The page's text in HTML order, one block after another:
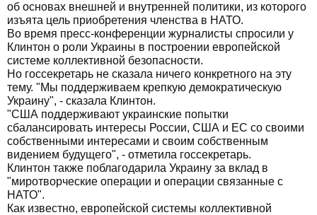
об основах внешней и внутренней политики, из которого
изъята цель приобретения членства в НАТО.
Во время пресс-конференции журналисты спросили у
Клинтон о роли Украины в построении европейской
системе коллективной безопасности.
Но госсекретарь не сказала ничего конкретного на эту
тему. "Мы поддерживаем крепкую демократическую
Украину", - сказала Клинтон.
"США поддерживают украинские попытки
сбалансировать интересы России, США и ЕС со своими
собственными интересами и своим собственным
видением будущего", - отметила госсекретарь.
Клинтон также поблагодарила Украину за вклад в
"миротворческие операции и операции связанные с
НАТО".
Как известно, европейской системы коллективной